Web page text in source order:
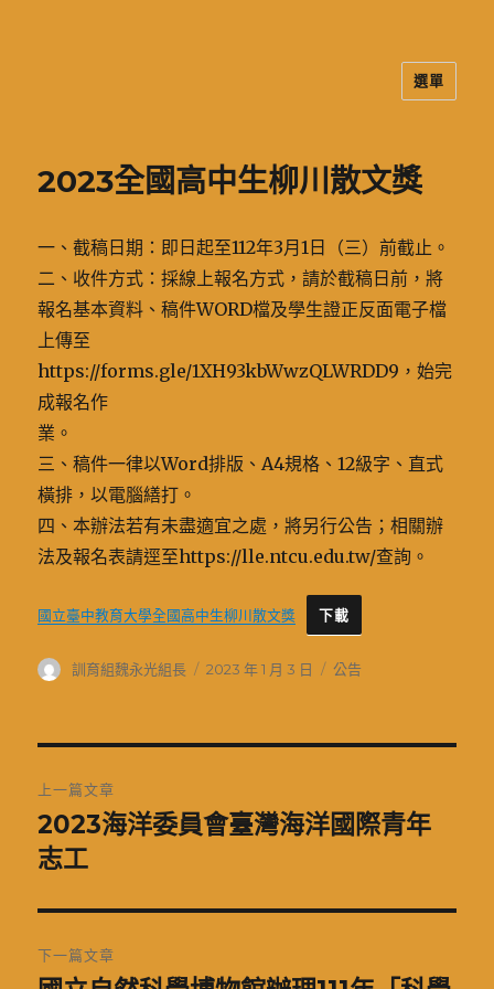
選單
2023全國高中生柳川散文獎
一、截稿日期：即日起至112年3月1日（三）前截止。
二、收件方式：採線上報名方式，請於截稿日前，將
報名基本資料、稿件WORD檔及學生證正反面電子檔
上傳至
https://forms.gle/1XH93kbWwzQLWRDD9，始完
成報名作
業。
三、稿件一律以Word排版、A4規格、12級字、直式
橫排，以電腦繕打。
四、本辦法若有未盡適宜之處，將另行公告；相關辦
法及報名表請逕至https://lle.ntcu.edu.tw/查詢。
國立臺中教育大學全國高中生柳川散文獎 下載
作
訓育組魏永光組長
發
2023 年 1 月 3 日
分
公告
章
導
覽
上一篇文章
上
一
文
章:
2023海洋委員會臺灣海洋國際青年
志工
下一篇文章